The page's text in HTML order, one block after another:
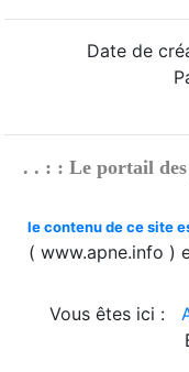
Date de
. . : : Le portail
le contenu de ce site
( www.apne.info )
Vous êtes ici :